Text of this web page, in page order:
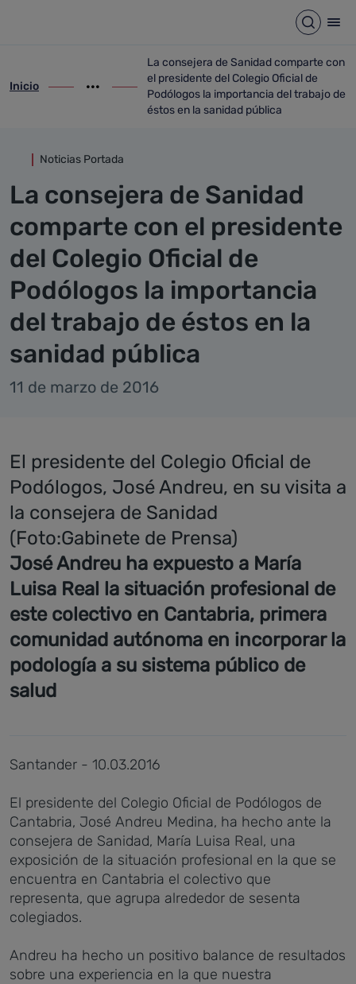
Abrir
ir-a inicio
Inicio
Mostrar opciones del camino de migas
ir-a La consejera de Sanidad comparte
La consejera de Sanidad comparte con
el presidente del Colegio Oficial de
Podólogos la importancia del trabajo de
éstos en la sanidad pública
Noticias Portada
La consejera de Sanidad
comparte con el presidente
del Colegio Oficial de
Podólogos la importancia
del trabajo de éstos en la
sanidad pública
11 de marzo de 2016
El presidente del Colegio Oficial de
Podólogos, José Andreu, en su visita a
la consejera de Sanidad
(Foto:Gabinete de Prensa)
José Andreu ha expuesto a María
Luisa Real la situación profesional de
este colectivo en Cantabria, primera
comunidad autónoma en incorporar la
podología a su sistema público de
salud
Santander - 10.03.2016
El presidente del Colegio Oficial de Podólogos de
Cantabria, José Andreu Medina, ha hecho ante la
consejera de Sanidad, María Luisa Real, una
exposición de la situación profesional en la que se
encuentra en Cantabria el colectivo que
representa, que agrupa alrededor de sesenta
colegiados.
Andreu ha hecho un positivo balance de resultados
sobre una experiencia en la que nuestra